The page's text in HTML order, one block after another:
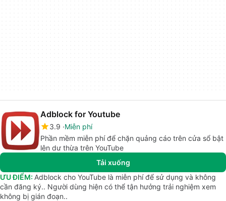
Adblock for Youtube
3.9 Miễn phí
Phần mềm miễn phí để chặn quảng cáo trên cửa sổ bật
lên dư thừa trên YouTube
Tải xuống
ƯU ĐIỂM: Adblock cho YouTube là miễn phí để sử dụng và không
cần đăng ký.. Người dùng hiện có thể tận hưởng trải nghiệm xem
không bị gián đoạn..